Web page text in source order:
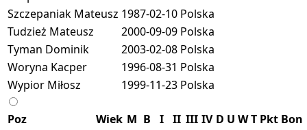
Szczepaniak Mateusz 1987-02-10 Polska
Tudzież Mateusz
2000-09-09 Polska
Tyman Dominik
2003-02-08 Polska
Woryna Kacper
1996-08-31 Polska
Wypior Miłosz
1999-11-23 Polska
Poz Wiek M B I II III IV D U WT Pkt Bon